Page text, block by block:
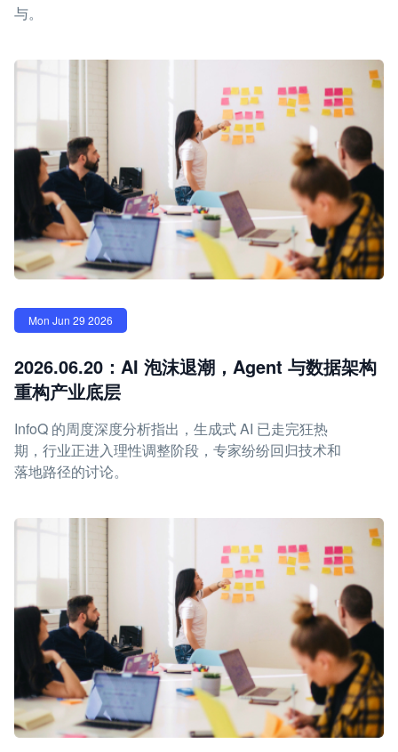
与。
Mon Jun 29 2026
2026.06.20：AI 泡沫退潮，Agent 与数据架构
重构产业底层
InfoQ 的周度深度分析指出，生成式 AI 已走完狂热
期，行业正进入理性调整阶段，专家纷纷回归技术和
落地路径的讨论。